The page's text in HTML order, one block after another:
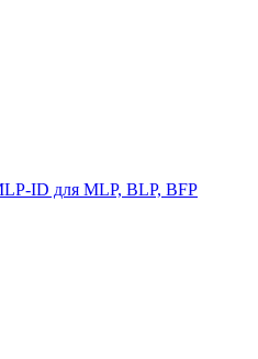
ID для MLP, BLP, BFP